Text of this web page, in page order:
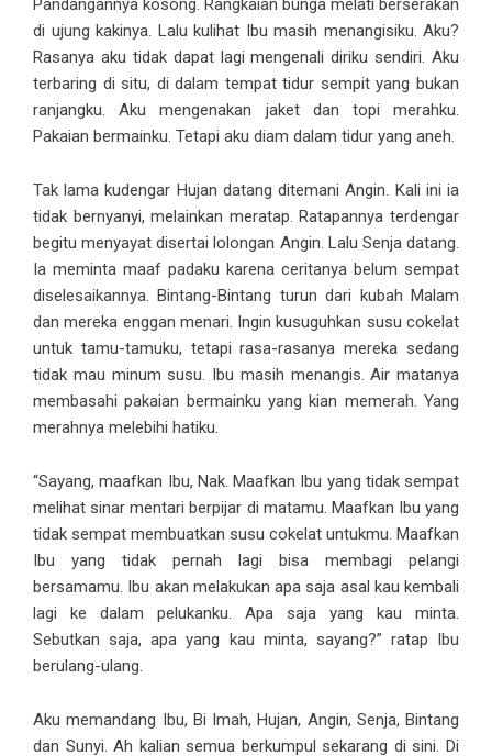
Pandangannya kosong. Rangkaian bunga melati berserakan
di ujung kakinya. Lalu kulihat Ibu masih menangisiku. Aku?
Rasanya aku tidak dapat lagi mengenali diriku sendiri. Aku
terbaring di situ, di dalam tempat tidur sempit yang bukan
ranjangku. Aku mengenakan jaket dan topi merahku.
Pakaian bermainku. Tetapi aku diam dalam tidur yang aneh.
Tak lama kudengar Hujan datang ditemani Angin. Kali ini ia
tidak bernyanyi, melainkan meratap. Ratapannya terdengar
begitu menyayat disertai lolongan Angin. Lalu Senja datang.
Ia meminta maaf padaku karena ceritanya belum sempat
diselesaikannya. Bintang-Bintang turun dari kubah Malam
dan mereka enggan menari. Ingin kusuguhkan susu cokelat
untuk tamu-tamuku, tetapi rasa-rasanya mereka sedang
tidak mau minum susu. Ibu masih menangis. Air matanya
membasahi pakaian bermainku yang kian memerah. Yang
merahnya melebihi hatiku.
“Sayang, maafkan Ibu, Nak. Maafkan Ibu yang tidak sempat
melihat sinar mentari berpijar di matamu. Maafkan Ibu yang
tidak sempat membuatkan susu cokelat untukmu. Maafkan
Ibu yang tidak pernah lagi bisa membagi pelangi
bersamamu. Ibu akan melakukan apa saja asal kau kembali
lagi ke dalam pelukanku. Apa saja yang kau minta.
Sebutkan saja, apa yang kau minta, sayang?” ratap Ibu
berulang-ulang.
Aku memandang Ibu, Bi Imah, Hujan, Angin, Senja, Bintang
dan Sunyi. Ah kalian semua berkumpul sekarang di sini. Di